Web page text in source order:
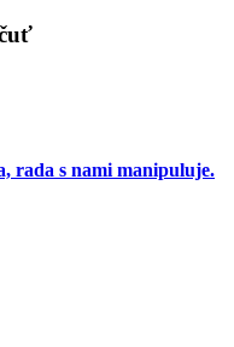
rada s nami manipuluje.